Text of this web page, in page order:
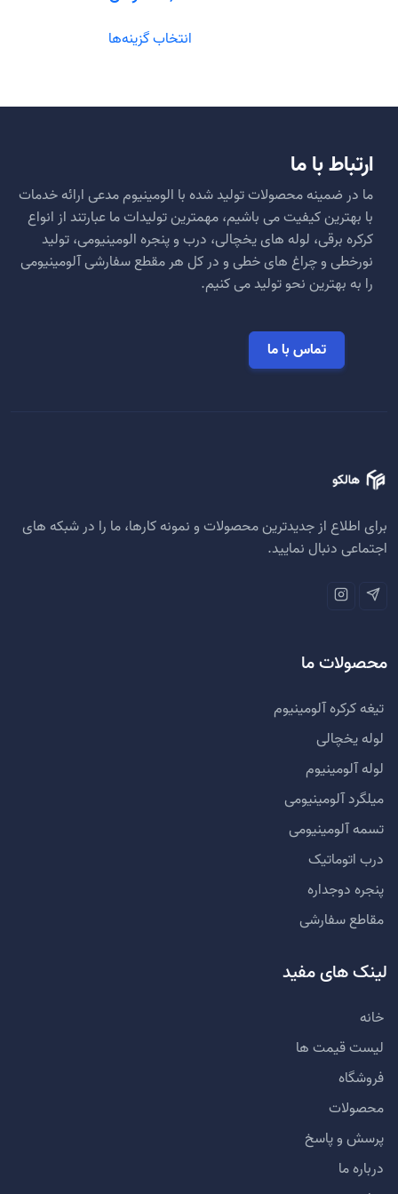
انتخاب گزینه‌هامحصول
مختلفی
ها
ممکن
است
در
ارتباط با ما
ما در ضمینه محصولات تولید شده با الومینیوم مدعی ارائه خدمات
با بهترین کیفیت می باشیم، مهمترین تولیدات ما عبارتند از انواع
کرکره برقی، لوله های یخچالی، درب و پنجره الومینیومی، تولید
نورخطی و چراغ های خطی و در کل هر مقطع سفارشی آلومینیومی
را به بهترین نحو تولید می کنیم.
تماس با ما
برای اطلاع از جدیدترین محصولات و نمونه کارها، ما را در شبکه های
اجتماعی دنبال نمایید.
محصولات ما
تیغه کرکره آلومینیوم
لوله یخچالی
لوله آلومینیوم
میلگرد آلومینیومی
تسمه آلومینیومی
درب اتوماتیک
پنجره دوجداره
مقاطع سفارشی
لینک های مفید
خانه
لیست قیمت ها
فروشگاه
محصولات
پرسش و پاسخ
درباره ما